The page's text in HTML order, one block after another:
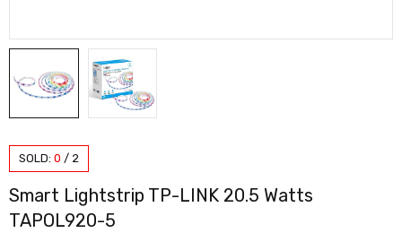
SOLD: 0 / 2
Smart Lightstrip TP-LINK 20.5 Watts
TAPOL920-5